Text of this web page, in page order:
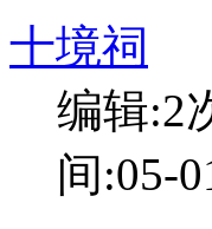
十境祠
编辑:2
间:05-